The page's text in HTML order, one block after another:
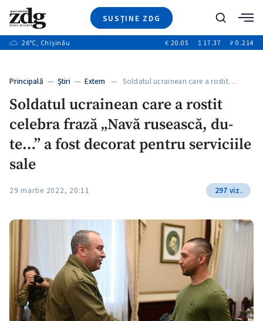
SUSȚINE ZDG
Ştiri
+8
Video
Special
+1
ZdGust
Caută
26°C, Chișinău € 20.05 $ 17.37 ₽ 0.214
Principală — Ştiri — Extern — Soldatul ucrainean care a rostit…
Soldatul ucrainean care a rostit
celebra frază „Navă rusească, du-
te…” a fost decorat pentru serviciile
sale
29 martie 2022, 20:11 297 viz.